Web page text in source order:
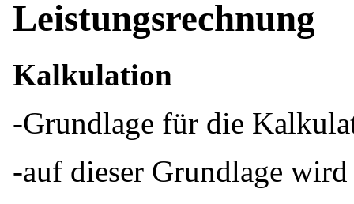
Leistungsrechnung
Kalkulation
-Grundlage für die
-auf dieser Grundlage